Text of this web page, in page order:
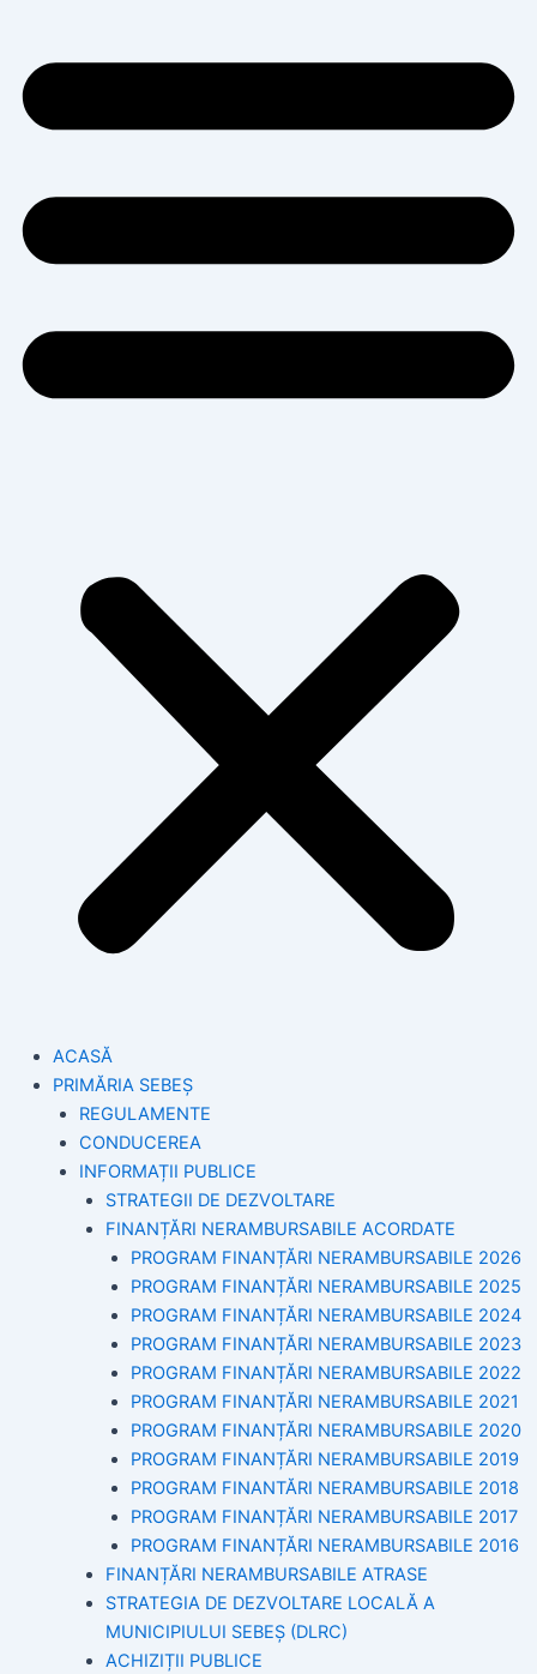
ACASĂ
PRIMĂRIA SEBEȘ
REGULAMENTE
CONDUCEREA
INFORMAȚII PUBLICE
STRATEGII DE DEZVOLTARE
FINANȚĂRI NERAMBURSABILE ACORDATE
PROGRAM FINANȚĂRI NERAMBURSABILE 2026
PROGRAM FINANȚĂRI NERAMBURSABILE 2025
PROGRAM FINANȚĂRI NERAMBURSABILE 2024
PROGRAM FINANȚĂRI NERAMBURSABILE 2023
PROGRAM FINANȚĂRI NERAMBURSABILE 2022
PROGRAM FINANȚĂRI NERAMBURSABILE 2021
PROGRAM FINANȚĂRI NERAMBURSABILE 2020
PROGRAM FINANȚĂRI NERAMBURSABILE 2019
PROGRAM FINANTĂRI NERAMBURSABILE 2018
PROGRAM FINANȚĂRI NERAMBURSABILE 2017
PROGRAM FINANȚĂRI NERAMBURSABILE 2016
FINANȚĂRI NERAMBURSABILE ATRASE
STRATEGIA DE DEZVOLTARE LOCALĂ A
MUNICIPIULUI SEBEȘ (DLRC)
ACHIZIȚII PUBLICE